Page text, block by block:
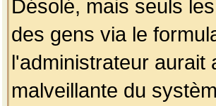
Désolé, mais seuls
des gens via le
l'administrateur aurait
malveillante du